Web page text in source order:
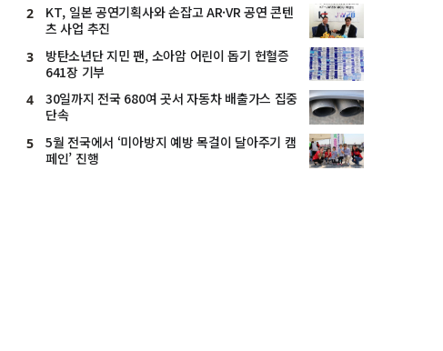
2
KT, 일본 공연기획사와 손잡고 AR·VR 공연 콘텐
츠 사업 추진
3
방탄소년단 지민 팬, 소아암 어린이 돕기 헌혈증
641장 기부
4
30일까지 전국 680여 곳서 자동차 배출가스 집중
단속
5
5월 전국에서 ‘미아방지 예방 목걸이 달아주기 캠
페인’ 진행